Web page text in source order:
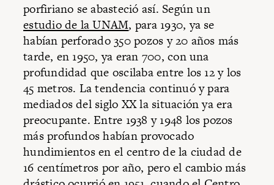
porfiriano se abasteció así. Según un
estudio de la UNAM, para 1930, ya se
habían perforado 350 pozos y 20 años más
tarde, en 1950, ya eran 700, con una
profundidad que oscilaba entre los 12 y los
45 metros. La tendencia continuó y para
mediados del siglo XX la situación ya era
preocupante. Entre 1938 y 1948 los pozos
más profundos habían provocado
hundimientos en el centro de la ciudad de
16 centímetros por año, pero el cambio más